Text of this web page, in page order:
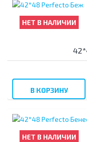
НЕТ В НАЛИЧИИ
В КОРЗИНУ
НЕТ В НАЛИЧИИ